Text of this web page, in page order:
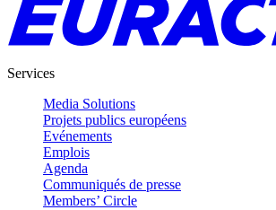
Services
Media Solutions
Projets publics européens
Evénements
Emplois
Agenda
Communiqués de presse
Members’ Circle